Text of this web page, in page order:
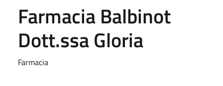
Farmacia Balbinot
Dott.ssa Gloria
Farmacia